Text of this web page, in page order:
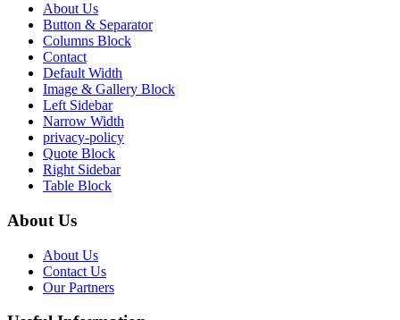
About Us
Button & Separator
Columns Block
Contact
Default Width
Image & Gallery Block
Left Sidebar
Narrow Width
privacy-policy
Quote Block
Right Sidebar
Table Block
About Us
About Us
Contact Us
Our Partners